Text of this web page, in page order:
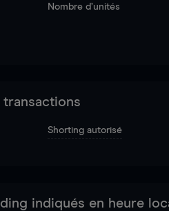
Nombre d’unités
transactions
Shorting autorisé
indiqués en heure